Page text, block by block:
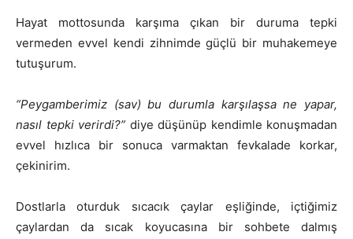
Hayat mottosunda karşıma çıkan bir duruma tepki
vermeden evvel kendi zihnimde güçlü bir muhakemeye
tutuşurum.
“Peygamberimiz (sav) bu durumla karşılaşsa ne yapar,
nasıl tepki verirdi?” diye düşünüp kendimle konuşmadan
evvel hızlıca bir sonuca varmaktan fevkalade korkar,
çekinirim.
Dostlarla oturduk sıcacık çaylar eşliğinde, içtiğimiz
çaylardan da sıcak koyucasına bir sohbete dalmış